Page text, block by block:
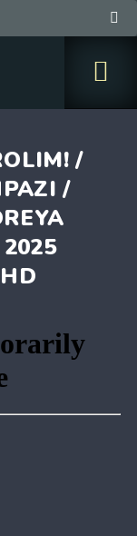
/
/